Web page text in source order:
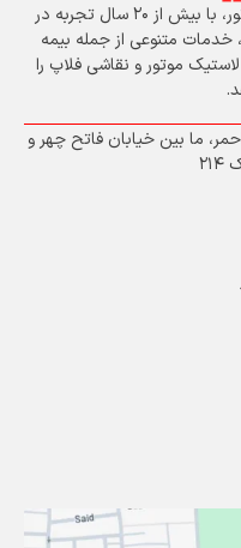
هوندا موتور، نماینده‌ی شرکت هانی موتور، با بیش از ۲۰ سال تجربه در
خدمات متنوعی از جمله بیمه
موتور و نقاشی فلاپ را
ما بین خیابان فاتح چهر و